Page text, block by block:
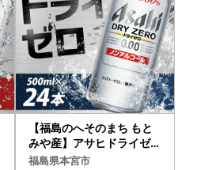
【福島のへそのまち もと
みや産】アサヒドライゼロ
500ml×24本 1ケース ノ
福島県本宮市